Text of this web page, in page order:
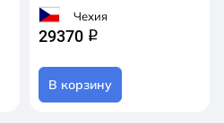
Чехия
29370 q
В корзину